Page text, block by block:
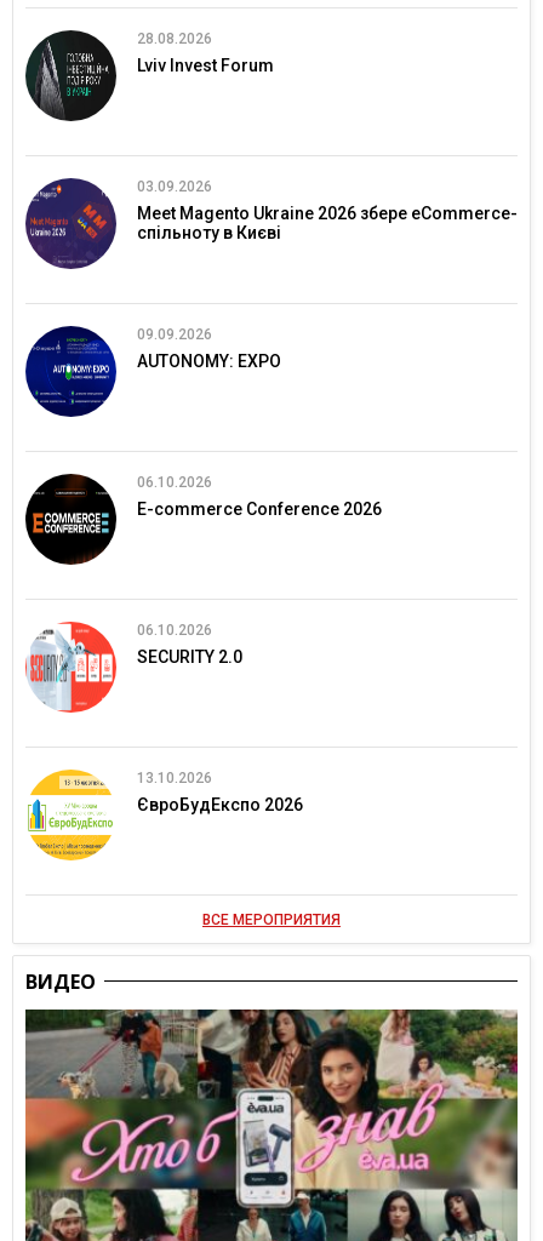
28.08.2026
Lviv Invest Forum
03.09.2026
Meet Magento Ukraine 2026 збере eCommerce-
спільноту в Києві
09.09.2026
AUTONOMY: EXPO
06.10.2026
E-commerce Conference 2026
06.10.2026
SECURITY 2.0
13.10.2026
ЄвроБудЕкспо 2026
ВСЕ МЕРОПРИЯТИЯ
ВИДЕО